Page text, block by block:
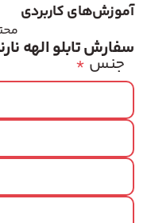
آموزش‌های کاربردی
سفارش تابلو الهه
* جنس